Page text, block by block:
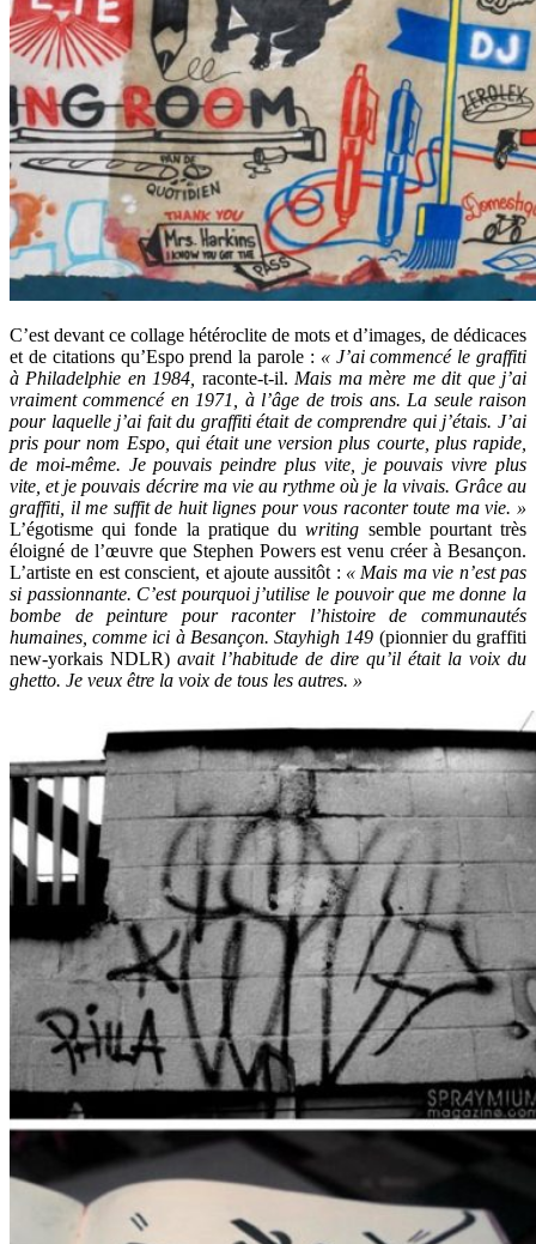
C’est devant ce collage hétéroclite de mots et d’images, de dédicaces
et de citations qu’Espo prend la parole : « J’ai commencé le graffiti
à Philadelphie en 1984, raconte-t-il. Mais ma mère me dit que j’ai
vraiment commencé en 1971, à l’âge de trois ans. La seule raison
pour laquelle j’ai fait du graffiti était de comprendre qui j’étais. J’ai
pris pour nom Espo, qui était une version plus courte, plus rapide,
de moi-même. Je pouvais peindre plus vite, je pouvais vivre plus
vite, et je pouvais décrire ma vie au rythme où je la vivais. Grâce au
graffiti, il me suffit de huit lignes pour vous raconter toute ma vie. »
L’égotisme qui fonde la pratique duwriting semble pourtant très
éloigné de l’œuvre que Stephen Powers est venu créer à Besançon.
L’artiste en est conscient, et ajoute aussitôt : « Mais ma vie n’est pas
si passionnante. C’est pourquoi j’utilise le pouvoir que me donne la
bombe de peinture pour raconter l’histoire de communautés
humaines, comme ici à Besançon. Stayhigh 149 (pionnier du graffiti
new-yorkais NDLR) avait l’habitude de dire qu’il était la voix du
ghetto. Je veux être la voix de tous les autres. »